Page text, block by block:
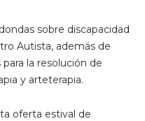
sobre discapacidad
Autista, además de
la resolución de
y arteterapia.
oferta estival de